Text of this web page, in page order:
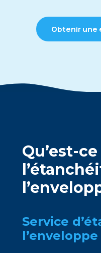
Obtenir
Qu’est-
Service